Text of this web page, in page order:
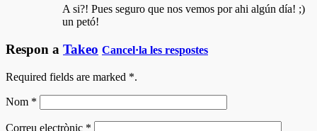
A si?! Pues seguro que nos vemos por ahi algún día! ;)
un petó!
Respon a Takeo Cancel·la les respostes
Required fields are marked *.
Nom *
Correu electrònic *